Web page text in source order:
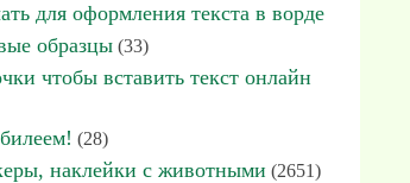
для оформления текста в ворде
образцы (33)
чтобы вставить текст онлайн
(28)
наклейки с животными (2651)